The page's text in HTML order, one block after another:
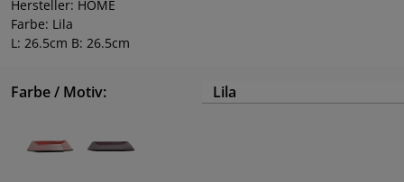
Hersteller: HOME
Farbe: Lila
L: 26.5cm B: 26.5cm
Farbe / Motiv: Lila